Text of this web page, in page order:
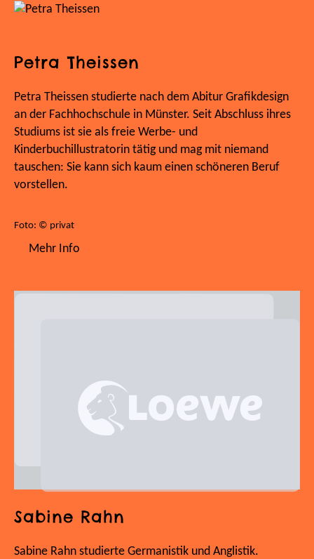
Petra Theissen
Petra Theissen studierte nach dem Abitur Grafikdesign
an der Fachhochschule in Münster. Seit Abschluss ihres
Studiums ist sie als freie Werbe- und
Kinderbuchillustratorin tätig und mag mit niemand
tauschen: Sie kann sich kaum einen schöneren Beruf
vorstellen.
Foto: © privat
Mehr Info
Sabine Rahn
Sabine Rahn studierte Germanistik und Anglistik.